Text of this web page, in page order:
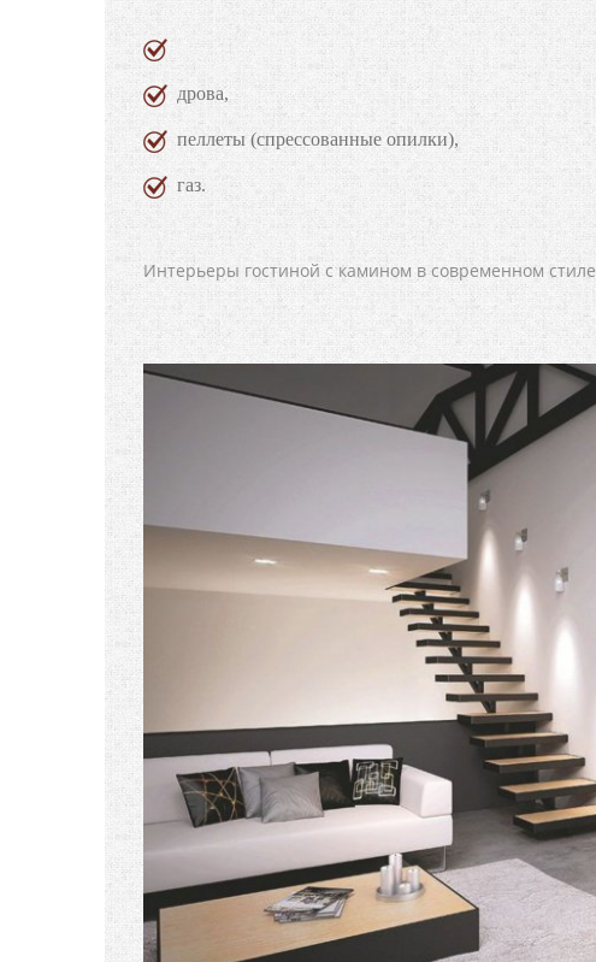
дрова,
пеллеты (спрессованные опилки),
газ.
Интерьеры гостиной с камином в современном стиле